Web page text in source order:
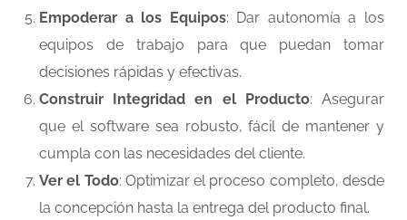
Empoderar a los Equipos: Dar autonomía a los
equipos de trabajo para que puedan tomar
decisiones rápidas y efectivas.
Construir Integridad en el Producto: Asegurar
que el software sea robusto, fácil de mantener y
cumpla con las necesidades del cliente.
Ver el Todo: Optimizar el proceso completo, desde
la concepción hasta la entrega del producto final.